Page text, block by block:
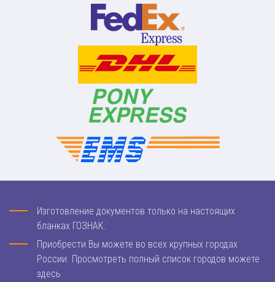
Изготовление документов только на настоящих
бланках ГОЗНАК.
Приобрести Вы можете во всех крупных городах
России. Просмотреть полный список городов можете
здесь